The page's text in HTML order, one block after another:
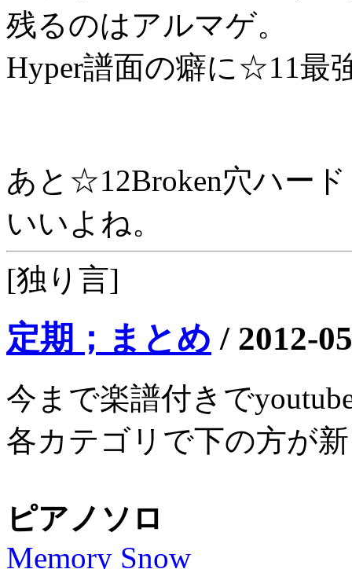
残るのはアルマゲ。
Hyper譜面の癖に☆11最
あと☆12Broken穴ハー
いいよね。
[独り言]
定期；まとめ / 2012-
今まで楽譜付きで
各カテゴリで下の方が
ピアノソロ
Memory Snow